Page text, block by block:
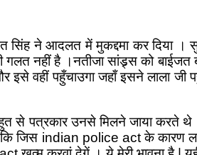
ने आदलत में मुकद्दमा कर दिया ।
नहीं है ।नतीजा सांड्र्स को
इसे वहीं पहुँचाउगा जहाँ इसने लाला
से पत्रकार उनसे मिलने जाया
कि जिस indian police act के